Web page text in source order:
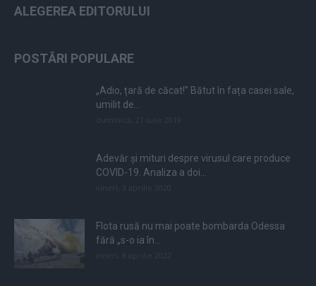
ALEGEREA EDITORULUI
POSTĂRI POPULARE
„Adio, țară de căcat!” Bătut în fața casei sale,
umilit de...
Adevăr și mituri despre virusul care produce
COVID-19. Analiza a doi...
Flota rusă nu mai poate bombarda Odessa
fără „s-o ia în...